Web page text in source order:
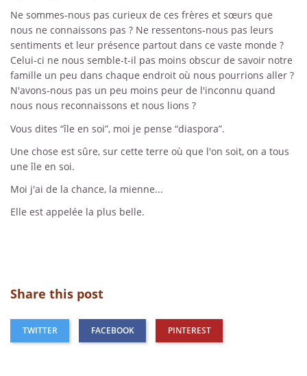
Ne sommes-nous pas curieux de ces frères et sœurs que
nous ne connaissons pas ? Ne ressentons-nous pas leurs
sentiments et leur présence partout dans ce vaste monde ?
Celui-ci ne nous semble-t-il pas moins obscur de savoir notre
famille un peu dans chaque endroit où nous pourrions aller ?
N'avons-nous pas un peu moins peur de l'inconnu quand
nous nous reconnaissons et nous lions ?
Vous dites “île en soi”, moi je pense “diaspora”.
Une chose est sûre, sur cette terre où que l'on soit, on a tous
une île en soi.
Moi j'ai de la chance, la mienne...
Elle est appelée la plus belle.
Share this post
TWITTER FACEBOOK PINTEREST